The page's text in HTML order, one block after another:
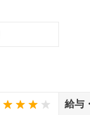
給与